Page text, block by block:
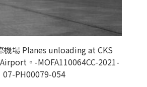
機場 Planes unloading at CKS
。-MOFA110064CC-2021-
07-PH00079-054